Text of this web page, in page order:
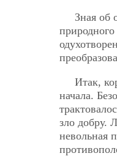
Зная об
Итак,
начала.
зло добру.
невольная